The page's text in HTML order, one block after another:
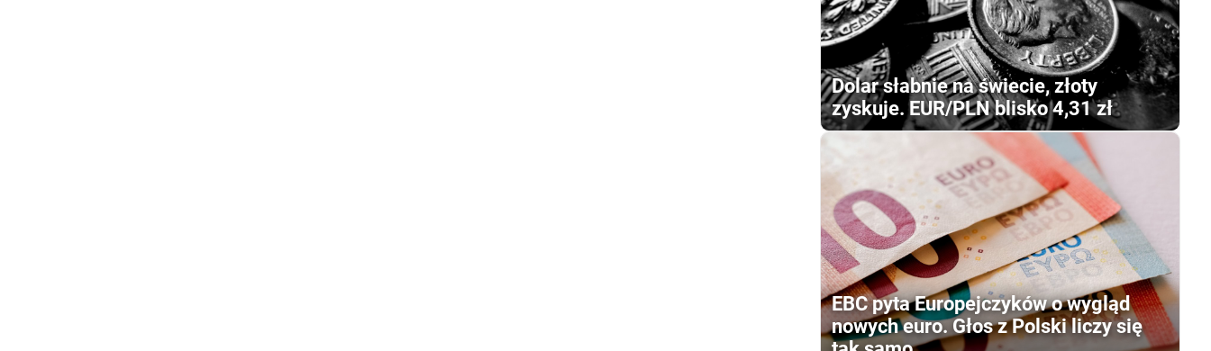
Dolar słabnie na świecie, złoty
zyskuje. EUR/PLN blisko 4,31 zł
EBC pyta Europejczyków o wygląd
nowych euro. Głos z Polski liczy się